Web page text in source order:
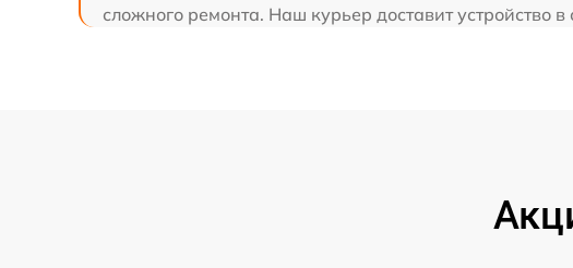
сложного ремонта. Наш курьер доставит устройство в